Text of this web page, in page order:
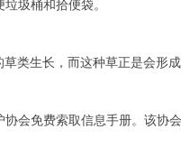
圾桶和拾便袋。
类生长，而这种草正是会形
会免费索取信息手册。该协